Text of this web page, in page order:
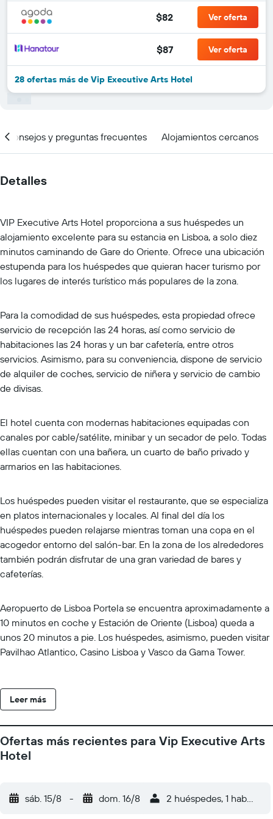
$82 Ver oferta
$87 Ver oferta
28 ofertas más de Vip Executive Arts Hotel
Consejos y preguntas frecuentes Alojamientos cercanos
Detalles
VIP Executive Arts Hotel proporciona a sus huéspedes un
alojamiento excelente para su estancia en Lisboa, a solo diez
minutos caminando de Gare do Oriente. Ofrece una ubicación
estupenda para los huéspedes que quieran hacer turismo por
los lugares de interés turístico más populares de la zona.
Para la comodidad de sus huéspedes, esta propiedad ofrece
servicio de recepción las 24 horas, así como servicio de
habitaciones las 24 horas y un bar cafetería, entre otros
servicios. Asimismo, para su conveniencia, dispone de servicio
de alquiler de coches, servicio de niñera y servicio de cambio
de divisas.
El hotel cuenta con modernas habitaciones equipadas con
canales por cable/satélite, minibar y un secador de pelo. Todas
ellas cuentan con una bañera, un cuarto de baño privado y
armarios en las habitaciones.
Los huéspedes pueden visitar el restaurante, que se especializa
en platos internacionales y locales. Al final del día los
huéspedes pueden relajarse mientras toman una copa en el
acogedor entorno del salón-bar. En la zona de los alrededores
también podrán disfrutar de una gran variedad de bares y
cafeterías.
Aeropuerto de Lisboa Portela se encuentra aproximadamente a
10 minutos en coche y Estación de Oriente (Lisboa) queda a
unos 20 minutos a pie. Los huéspedes, asimismo, pueden visitar
Pavilhao Atlantico, Casino Lisboa y Vasco da Gama Tower.
Leer más
Ofertas más recientes para Vip Executive Arts
Hotel
sáb. 15/8 - dom. 16/8 2 huéspedes, 1